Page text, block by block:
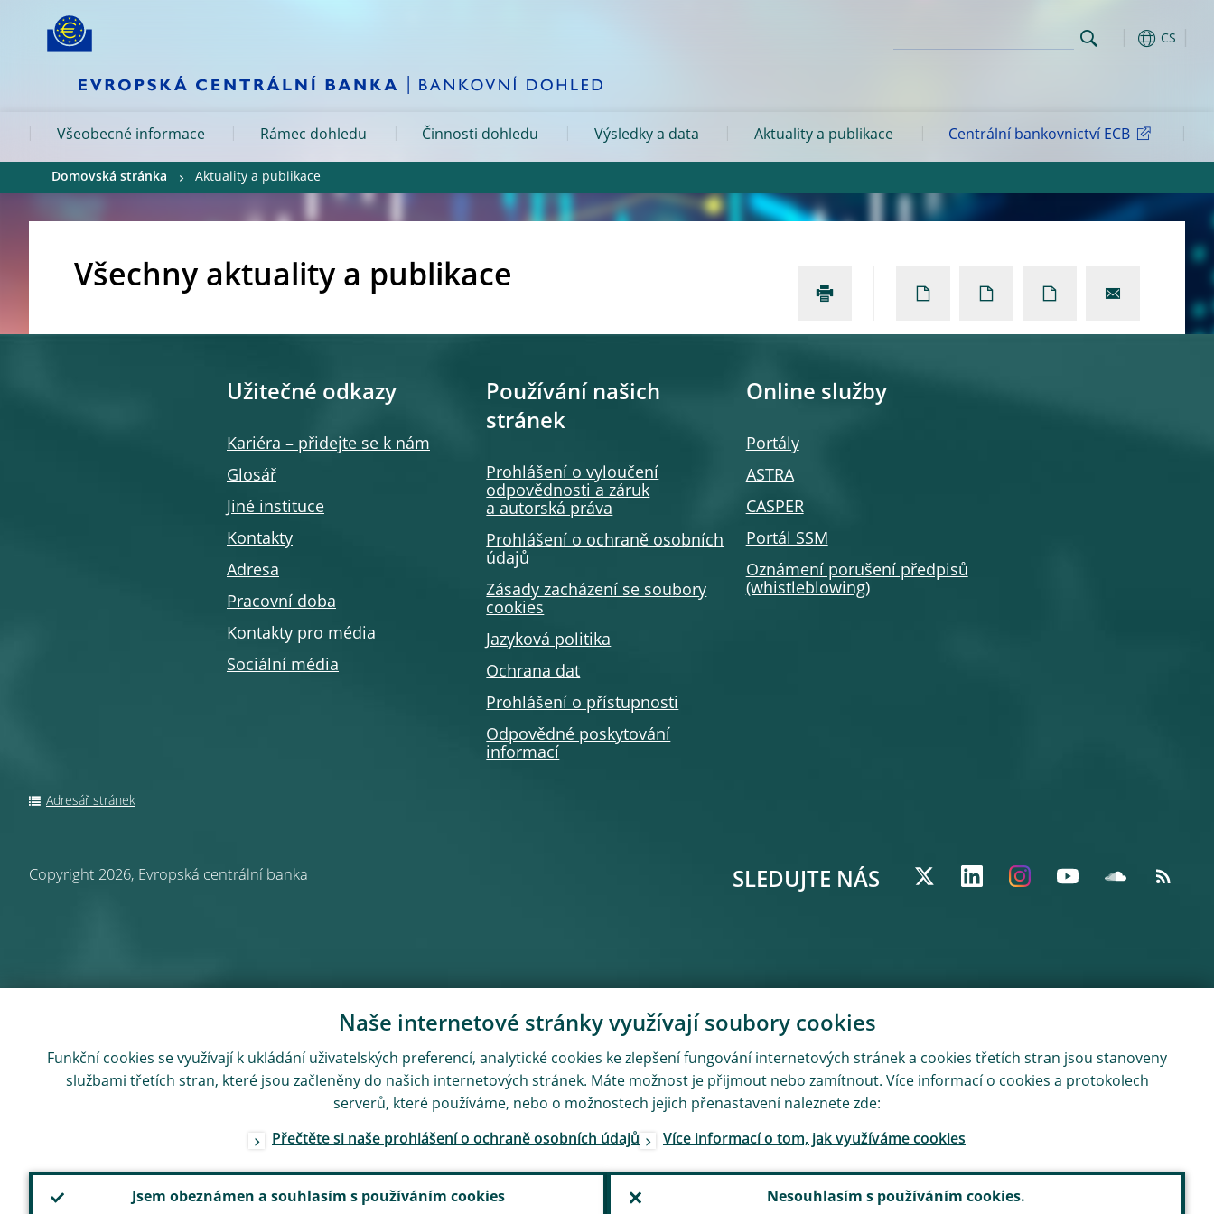
Skip to:
CS
Všeobecné informace Rámec dohledu Činnosti dohledu Výsledky a data Aktuality a publikace Centrální bankovnictví ECB
Domovská stránka Aktuality a publikace
Všechny aktuality a publikace
Užitečné odkazy
Kariéra – přidejte se k nám
Glosář
Jiné instituce
Kontakty
Adresa
Pracovní doba
Kontakty pro média
Sociální média
Používání našich
stránek
Prohlášení o vyloučení
odpovědnosti a záruk
a autorská práva
Prohlášení o ochraně osobních
údajů
Zásady zacházení se soubory
cookies
Jazyková politika
Ochrana dat
Prohlášení o přístupnosti
Odpovědné poskytování
informací
Online služby
Portály
ASTRA
CASPER
Portál SSM
Oznámení porušení předpisů
(whistleblowing)
Adresář stránek
Copyright 2026, Evropská centrální banka SLEDUJTE NÁS
Naše internetové stránky využívají soubory cookies
Funkční cookies se využívají k ukládání uživatelských preferencí, analytické cookies ke zlepšení fungování internetových stránek a cookies třetích stran jsou stanoveny
službami třetích stran, které jsou začleněny do našich internetových stránek. Máte možnost je přijmout nebo zamítnout. Více informací o cookies a protokolech
serverů, které používáme, nebo o možnostech jejich přenastavení naleznete zde:
Přečtěte si naše prohlášení o ochraně osobních údajů Více informací o tom, jak využíváme cookies
Jsem obeznámen a souhlasím s používáním cookies Nesouhlasím s používáním cookies.